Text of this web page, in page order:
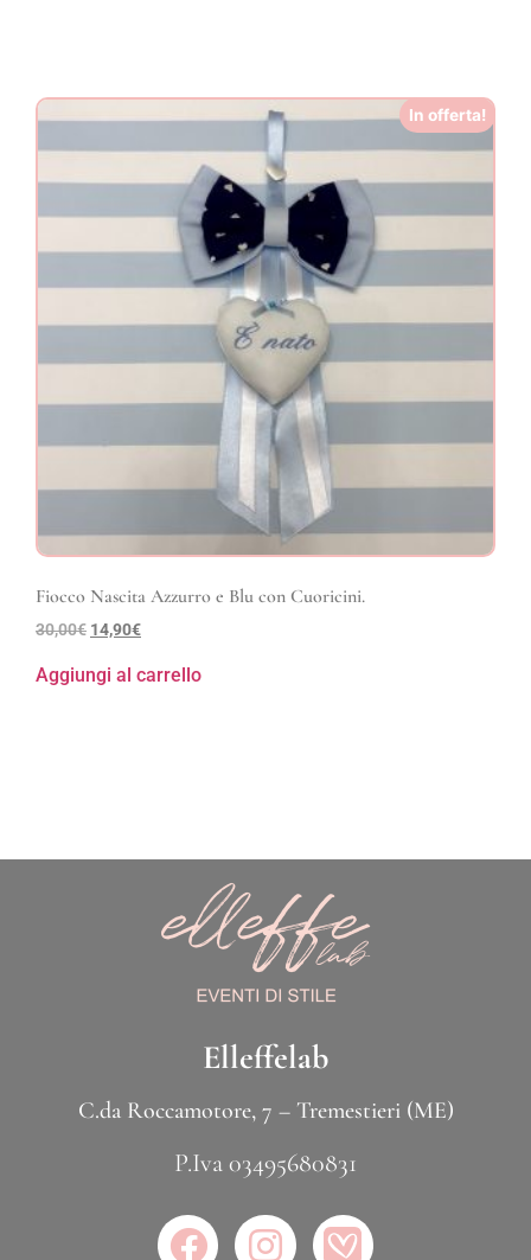
In offerta!
Fiocco Nascita Azzurro e Blu con Cuoricini.
30,00€ 14,90€
Aggiungi al carrello
Elleffelab
C.da Roccamotore, 7 – Tremestieri (ME)
P.Iva 03495680831